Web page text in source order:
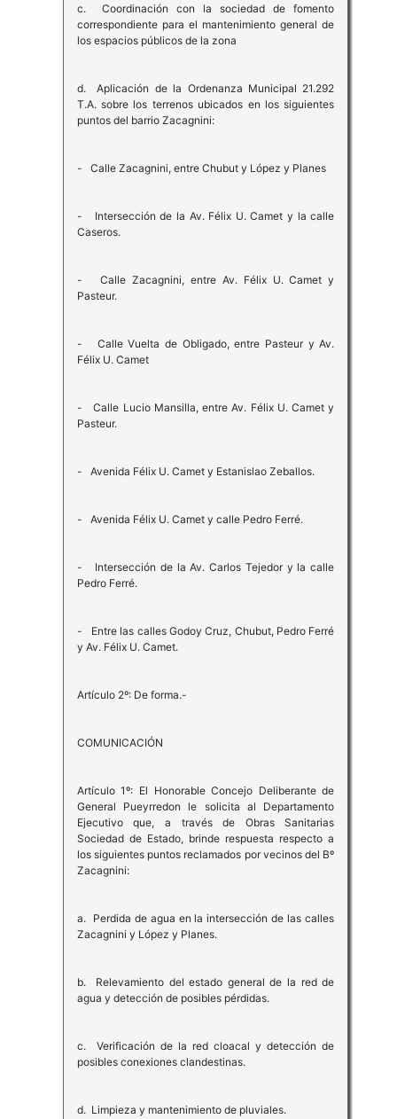
c. Coordinación con la sociedad de fomento
correspondiente para el mantenimiento general de
los espacios públicos de la zona
d. Aplicación de la Ordenanza Municipal 21.292
T.A. sobre los terrenos ubicados en los siguientes
puntos del barrio Zacagnini:
- Calle Zacagnini, entre Chubut y López y Planes
- Intersección de la Av. Félix U. Camet y la calle
Caseros.
- Calle Zacagnini, entre Av. Félix U. Camet y
Pasteur.
- Calle Vuelta de Obligado, entre Pasteur y Av.
Félix U. Camet
- Calle Lucio Mansilla, entre Av. Félix U. Camet y
Pasteur.
- Avenida Félix U. Camet y Estanislao Zeballos.
- Avenida Félix U. Camet y calle Pedro Ferré.
- Intersección de la Av. Carlos Tejedor y la calle
Pedro Ferré.
- Entre las calles Godoy Cruz, Chubut, Pedro Ferré
y Av. Félix U. Camet.
Artículo 2º: De forma.-
COMUNICACIÓN
Artículo 1º: El Honorable Concejo Deliberante de
General Pueyrredon le solicita al Departamento
Ejecutivo que, a través de Obras Sanitarias
Sociedad de Estado, brinde respuesta respecto a
los siguientes puntos reclamados por vecinos del Bº
Zacagnini:
a. Perdida de agua en la intersección de las calles
Zacagnini y López y Planes.
b. Relevamiento del estado general de la red de
agua y detección de posibles pérdidas.
c. Verificación de la red cloacal y detección de
posibles conexiones clandestinas.
d. Limpieza y mantenimiento de pluviales.